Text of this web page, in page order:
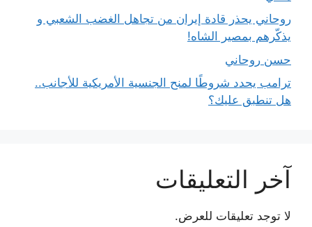
روحاني يحذر قادة إيران من تجاهل الغضب الشعبي و
يذكّرهم بمصير الشاه!
حسن روحاني
ترامب يحدد شروطًا لمنح الجنسية الأمريكية للأجانب..
هل تنطبق عليك؟
آخر التعليقات
لا توجد تعليقات للعرض.